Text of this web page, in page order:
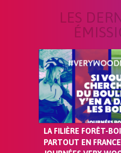
LES
LA FILIÈRE FORÊT-
PARTOUT EN